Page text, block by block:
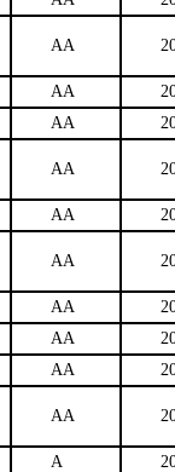
AA
AA
AA
AA
AA
AA
AA
AA
AA
AA
A